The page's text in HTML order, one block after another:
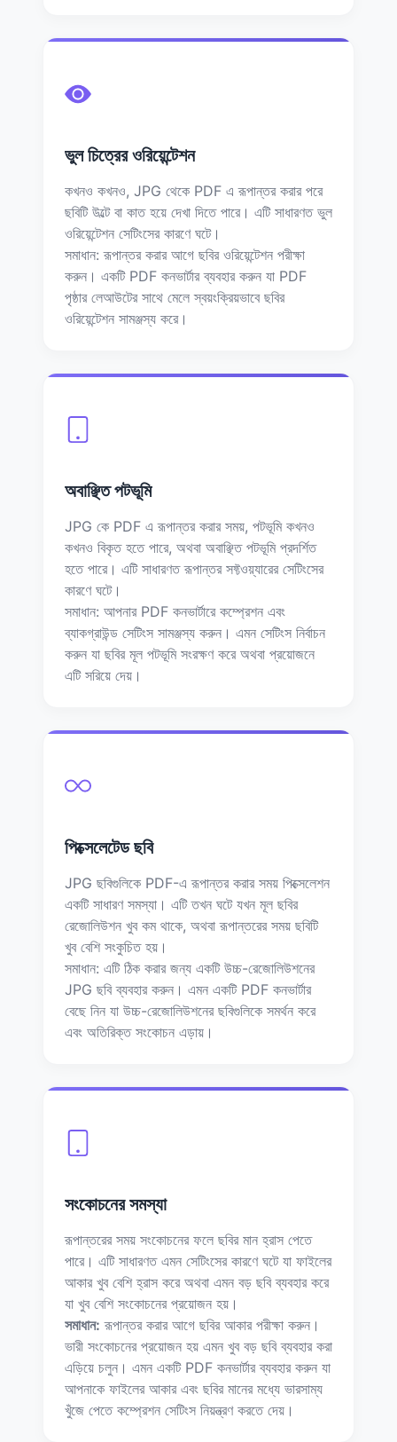
ভুল চিত্রের ওরিয়েন্টেশন
কখনও কখনও, JPG থেকে PDF এ রূপান্তর করার পরে
ছবিটি উল্টে বা কাত হয়ে দেখা দিতে পারে। এটি সাধারণত ভুল
ওরিয়েন্টেশন সেটিংসের কারণে ঘটে।
সমাধান: রূপান্তর করার আগে ছবির ওরিয়েন্টেশন পরীক্ষা
করুন। একটি PDF কনভার্টার ব্যবহার করুন যা PDF
পৃষ্ঠার লেআউটের সাথে মেলে স্বয়ংক্রিয়ভাবে ছবির
ওরিয়েন্টেশন সামঞ্জস্য করে।
অবাঞ্ছিত পটভূমি
JPG কে PDF এ রূপান্তর করার সময়, পটভূমি কখনও
কখনও বিকৃত হতে পারে, অথবা অবাঞ্ছিত পটভূমি প্রদর্শিত
হতে পারে। এটি সাধারণত রূপান্তর সফ্টওয়্যারের সেটিংসের
কারণে ঘটে।
সমাধান: আপনার PDF কনভার্টারে কম্প্রেশন এবং
ব্যাকগ্রাউন্ড সেটিংস সামঞ্জস্য করুন। এমন সেটিংস নির্বাচন
করুন যা ছবির মূল পটভূমি সংরক্ষণ করে অথবা প্রয়োজনে
এটি সরিয়ে দেয়।
পিক্সেলেটেড ছবি
JPG ছবিগুলিকে PDF-এ রূপান্তর করার সময় পিক্সেলেশন
একটি সাধারণ সমস্যা। এটি তখন ঘটে যখন মূল ছবির
রেজোলিউশন খুব কম থাকে, অথবা রূপান্তরের সময় ছবিটি
খুব বেশি সংকুচিত হয়।
সমাধান: এটি ঠিক করার জন্য একটি উচ্চ-রেজোলিউশনের
JPG ছবি ব্যবহার করুন। এমন একটি PDF কনভার্টার
বেছে নিন যা উচ্চ-রেজোলিউশনের ছবিগুলিকে সমর্থন করে
এবং অতিরিক্ত সংকোচন এড়ায়।
সংকোচনের সমস্যা
রূপান্তরের সময় সংকোচনের ফলে ছবির মান হ্রাস পেতে
পারে। এটি সাধারণত এমন সেটিংসের কারণে ঘটে যা ফাইলের
আকার খুব বেশি হ্রাস করে অথবা এমন বড় ছবি ব্যবহার করে
যা খুব বেশি সংকোচনের প্রয়োজন হয়।
সমাধান: রূপান্তর করার আগে ছবির আকার পরীক্ষা করুন।
ভারী সংকোচনের প্রয়োজন হয় এমন খুব বড় ছবি ব্যবহার করা
এড়িয়ে চলুন। এমন একটি PDF কনভার্টার ব্যবহার করুন যা
আপনাকে ফাইলের আকার এবং ছবির মানের মধ্যে ভারসাম্য
খুঁজে পেতে কম্প্রেশন সেটিংস নিয়ন্ত্রণ করতে দেয়।